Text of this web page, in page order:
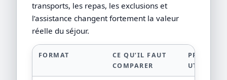
transports, les repas, les exclusions et
l’assistance changent fortement la valeur
réelle du séjour.
FORMAT
CE QU’IL FAUT
COMPARER
PREUVE
UTILE